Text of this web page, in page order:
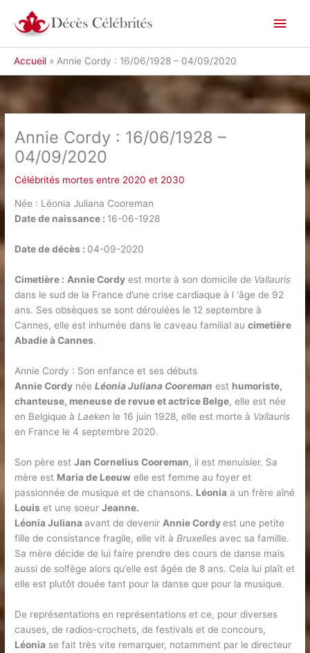
contenu
Accueil Annie Cordy : 16/06/1928 – 04/09/2020
Annie Cordy : 16/06/1928 –
04/09/2020
Célébrités mortes entre 2020 et 2030
Née : Léonia Juliana Cooreman
Date de naissance : 16-06-1928
Date de décès : 04-09-2020
Cimetière : Annie Cordy est morte à son domicile de Vallauris
dans le sud de la France d’une crise cardiaque à l ‘âge de 92
ans. Ses obsèques se sont déroulées le 12 septembre à
Cannes, elle est inhumée dans le caveau familial aucimetière
Abadie à Cannes.
Annie Cordy : Son enfance et ses débuts
Annie Cordy néeLéonia Juliana Cooreman est humoriste,
chanteuse, meneuse de revue et actrice Belge, elle est née
en Belgique à Laeken le 16 juin 1928, elle est morte à Vallauris
en France le 4 septembre 2020.
Son père estJan Cornelius Cooreman, il est menuisier. Sa
mère est Maria de Leeuw elle est femme au foyer et
passionnée de musique et de chansons. Léonia a un frère aîné
Louis et une soeurJeanne.
Léonia Julianaavant de devenir Annie Cordyest une petite
fille de consistance fragile, elle vit à Bruxelles avec sa famille.
Sa mère décide de lui faire prendre des cours de danse mais
aussi de solfège alors qu’elle est âgée de 8 ans. Cela lui plaît et
elle est plutôt douée tant pour la danse que pour la musique.
De représentations en représentations et ce, pour diverses
causes, de radios-crochets, de festivals et de concours,
Léonia se fait très vite remarquer, notamment par le directeur